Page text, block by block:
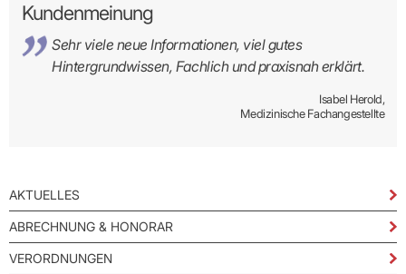
AKTUELLES
ABRECHNUNG & HONORAR
VERORDNUNGEN
Kundenmeinung
Sehr viele neue Informationen, viel gutes
Hintergrundwissen, Fachlich und praxisnah erklärt.
Isabel Herold,
Medizinische Fachangestellte